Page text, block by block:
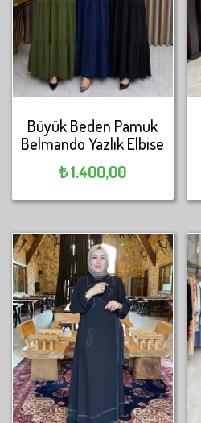
Büyük Beden Pamuk
Belmando Yazlık Elbise
₺1.400,00